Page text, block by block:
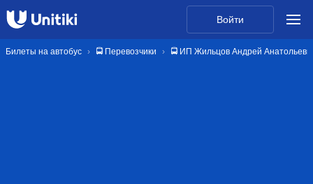
Войти
Билеты на автобус 🚍 Перевозчики 🚍 ИП Жильцов Андрей